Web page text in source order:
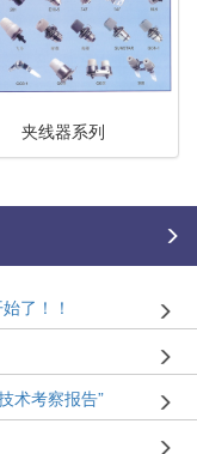
夹线器系列
了！！
术考察报告”